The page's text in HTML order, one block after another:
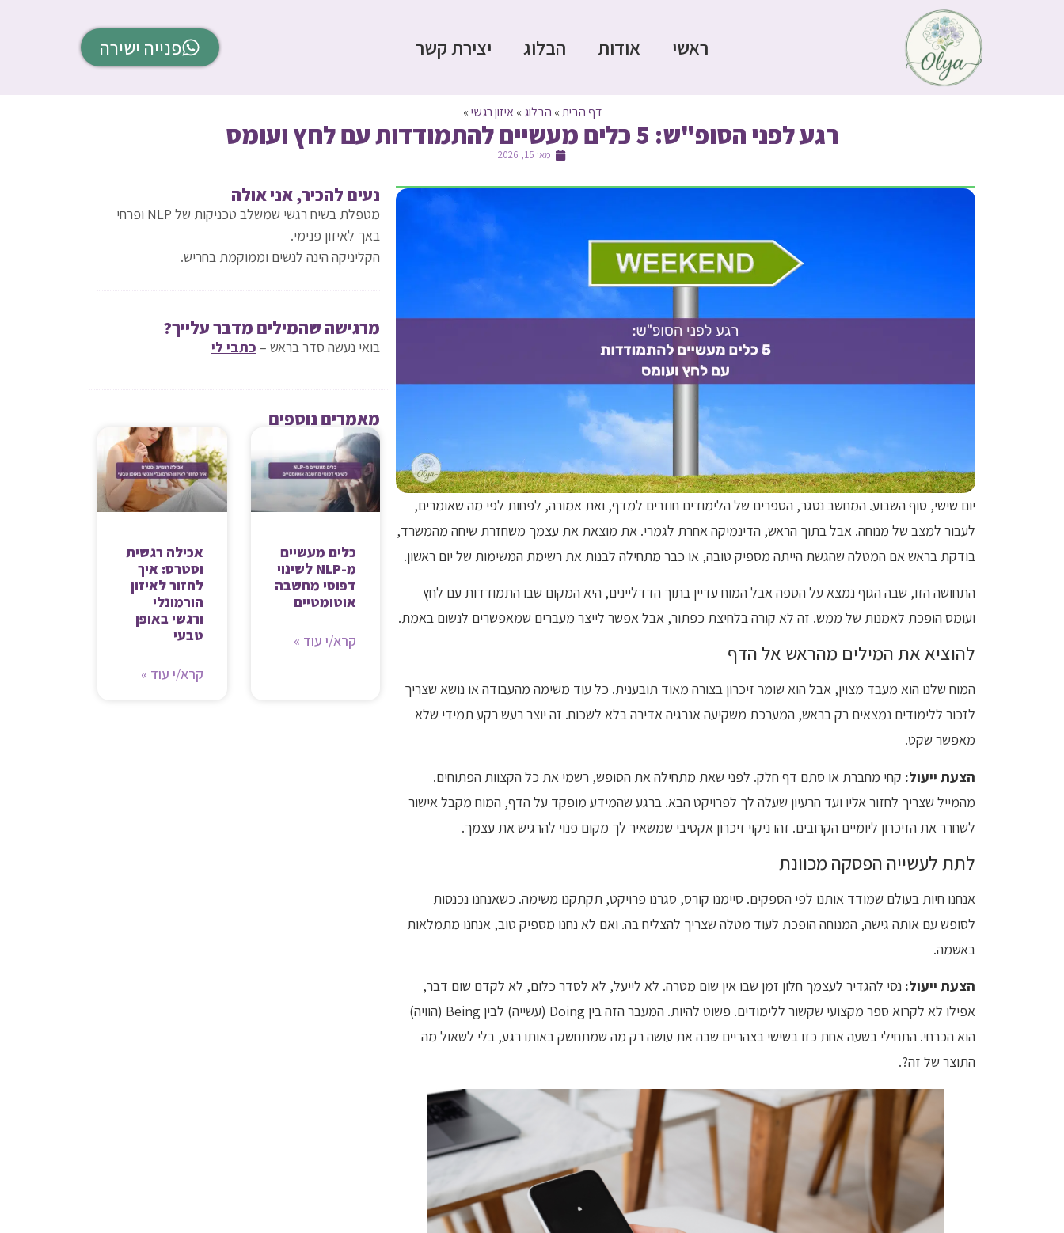
ראשי אודות הבלוג יצירת קשר פנייה ישירה
דף הבית» הבלוג »איזון רגשי»
רגע לפני הסופ"ש: 5 כלים מעשיים להתמודדות עם לחץ ועומס
מאי 15, 2026
יום שישי, סוף השבוע. המחשב נסגר, הספרים של הלימודים חוזרים למדף, ואת אמורה, לפחות לפי מה שאומרים,
לעבור למצב של מנוחה. אבל בתוך הראש, הדינמיקה אחרת לגמרי. את מוצאת את עצמך משחזרת שיחה מהמשרד,
בודקת בראש אם המטלה שהגשת הייתה מספיק טובה, או כבר מתחילה לבנות את רשימת המשימות של יום ראשון.
התחושה הזו, שבה הגוף נמצא על הספה אבל המוח עדיין בתוך הדדליינים, היא המקום שבו התמודדות עם לחץ
ועומס הופכת לאמנות של ממש. זה לא קורה בלחיצת כפתור, אבל אפשר לייצר מעברים שמאפשרים לנשום באמת.
להוציא את המילים מהראש אל הדף
המוח שלנו הוא מעבד מצוין, אבל הוא שומר זיכרון בצורה מאוד תובענית. כל עוד משימה מהעבודה או נושא שצריך
לזכור ללימודים נמצאים רק בראש, המערכת משקיעה אנרגיה אדירה בלא לשכוח. זה יוצר רעש רקע תמידי שלא
מאפשר שקט.
הצעת ייעול: קחי מחברת או סתם דף חלק. לפני שאת מתחילה את הסופש, רשמי את כל הקצוות הפתוחים.
מהמייל שצריך לחזור אליו ועד הרעיון שעלה לך לפרויקט הבא. ברגע שהמידע מופקד על הדף, המוח מקבל אישור
לשחרר את הזיכרון ליומיים הקרובים. זהו ניקוי זיכרון אקטיבי שמשאיר לך מקום פנוי להרגיש את עצמך.
לתת לעשייה הפסקה מכוונת
אנחנו חיות בעולם שמודד אותנו לפי הספקים. סיימנו קורס, סגרנו פרויקט, תקתקנו משימה. כשאנחנו נכנסות
לסופש עם אותה גישה, המנוחה הופכת לעוד מטלה שצריך להצליח בה. ואם לא נחנו מספיק טוב, אנחנו מתמלאות
באשמה.
הצעת ייעול: נסי להגדיר לעצמך חלון זמן שבו אין שום מטרה. לא לייעל, לא לסדר כלום, לא לקדם שום דבר,
אפילו לא לקרוא ספר מקצועי שקשור ללימודים. פשוט להיות. המעבר הזה בין Doing (עשייה) לבין Being (הוויה)
הוא הכרחי. התחילי בשעה אחת כזו בשישי בצהריים שבה את עושה רק מה שמתחשק באותו רגע, בלי לשאול מה
התוצר של זה?.
נעים להכיר, אני אולה
מטפלת בשיח רגשי שמשלב טכניקות של NLP ופרחי
באך לאיזון פנימי.
הקליניקה הינה לנשים וממוקמת בחריש.
מרגישה שהמילים מדבר עלייך?
בואי נעשה סדר בראש – כתבי לי
מאמרים נוספים
כלים מעשיים
מ-NLP לשינוי
דפוסי מחשבה
אוטומטיים
קרא/י עוד »
אכילה רגשית
וסטרס: איך
לחזור לאיזון
הורמונלי
ורגשי באופן
טבעי
קרא/י עוד »